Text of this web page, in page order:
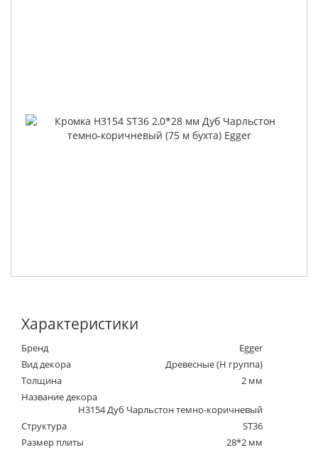
Характеристики
Бренд
Egger
Вид декора
Древесные (Н группа)
Толщина
2 мм
Название декора
H3154 Дуб Чарльстон темно-коричневый
Структура
ST36
Размер плиты
28*2 мм